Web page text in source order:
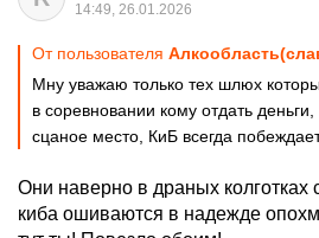
14:49, 26.01.2026
От пользователя
Мну уважаю только тех шлюх
в соревновании кому отдать
сцаное место, КиБ всегда
Они наверно в драных колготках
киба ошиваются в надежде